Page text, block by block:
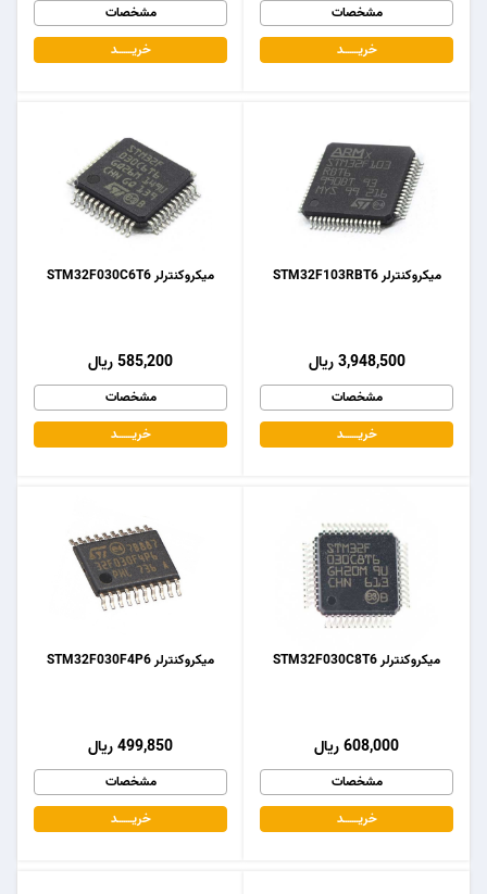
مشخصات
خریـــــــد
مشخصات
خریـــــــد
میکروکنترلر STM32F030C6T6
585,200 ریال
مشخصات
خریـــــــد
میکروکنترلر STM32F103RBT6
3,948,500 ریال
مشخصات
خریـــــــد
میکروکنترلر STM32F030F4P6
499,850 ریال
مشخصات
خریـــــــد
میکروکنترلر STM32F030C8T6
608,000 ریال
مشخصات
خریـــــــد